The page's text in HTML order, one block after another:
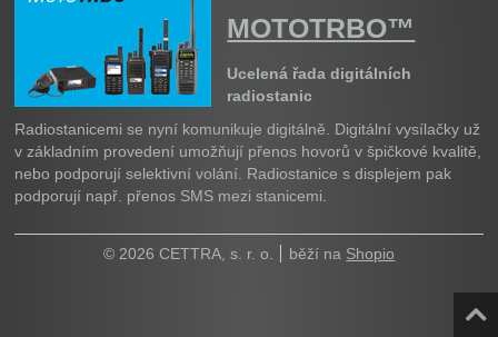
MOTOTRBO™
Ucelená řada digitálních
radiostanic
Radiostanicemi se nyní komunikuje digitálně. Digitální vysílačky už
v základním provedení umožňují přenos hovorů v špičkové kvalitě,
nebo podporují selektivní volání. Radiostanice s displejem pak
podporují např. přenos SMS mezi stanicemi.
© 2026 CETTRA, s. r. o. běží na Shopio